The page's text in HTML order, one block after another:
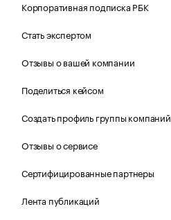
Корпоративная подписка РБК
Стать экспертом
Отзывы о вашей компании
Поделиться кейсом
Создать профиль группы компаний
Отзывы о сервисе
Сертифицированные партнеры
Лента публикаций